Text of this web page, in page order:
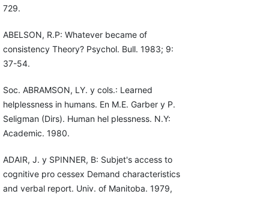
729.
ABELSON, R.P: Whatever became of
consistency Theory? Psychol. Bull. 1983; 9:
37-54.
Soc. ABRAMSON, LY. y cols.: Learned
helplessness in humans. En M.E. Garber y P.
Seligman (Dirs). Human hel plessness. N.Y:
Academic. 1980.
ADAIR, J. y SPINNER, B: Subjet's access to
cognitive pro cessex Demand characteristics
and verbal report. Univ. of Manitoba. 1979,